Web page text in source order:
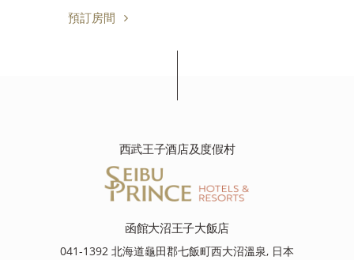
預訂房間
西武王子酒店及度假村
函館大沼王子大飯店
041-1392 北海道龜田郡七飯町西大沼溫泉, 日本